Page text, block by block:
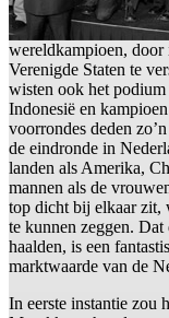
wereldkampioen, door
Verenigde Staten te
wisten ook het
Indonesië en
voorrondes deden
de eindronde in
landen als Amerika,
mannen als de
top dicht bij elkaar zit,
te kunnen zeggen.
haalden, is een
marktwaarde van de
In eerste instantie zou